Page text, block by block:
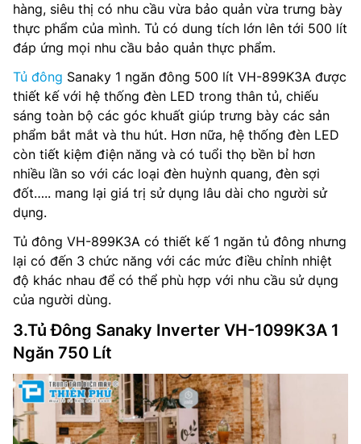
hàng, siêu thị có nhu cầu vừa bảo quản vừa trưng bày
thực phẩm của mình. Tủ có dung tích lớn lên tới 500 lít
đáp ứng mọi nhu cầu bảo quản thực phẩm.
Tủ đông Sanaky 1 ngăn đông 500 lít VH-899K3A được
thiết kế với hệ thống đèn LED trong thân tủ, chiếu
sáng toàn bộ các góc khuất giúp trưng bày các sản
phẩm bắt mắt và thu hút. Hơn nữa, hệ thống đèn LED
còn tiết kiệm điện năng và có tuổi thọ bền bỉ hơn
nhiều lần so với các loại đèn huỳnh quang, đèn sợi
đốt….. mang lại giá trị sử dụng lâu dài cho người sử
dụng.
Tủ đông VH-899K3A có thiết kế 1 ngăn tủ đông nhưng
lại có đến 3 chức năng với các mức điều chỉnh nhiệt
độ khác nhau để có thể phù hợp với nhu cầu sử dụng
của người dùng.
3.Tủ Đông Sanaky Inverter VH-1099K3A 1
Ngăn 750 Lít